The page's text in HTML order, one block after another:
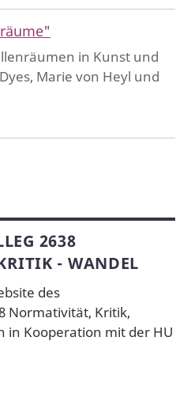
in Kunst und
Marie von Heyl und
2638
- WANDEL
des
Normativität, Kritik,
in Kooperation mit der HU